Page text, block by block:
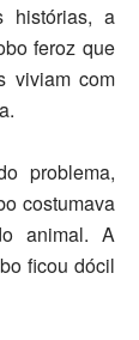
histórias, a
feroz que
viviam com
problema,
costumava
animal. A
ficou dócil